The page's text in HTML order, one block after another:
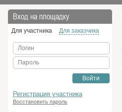
Вход на площадку
Для участника Для заказчика
Логин
Пароль
Войти
Регистрация участника
Восстановить пароль